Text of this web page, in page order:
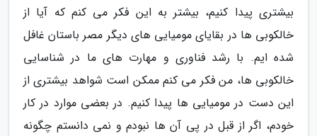
بیشتری پیدا کنیم، بیشتر به این فکر می کنم که آیا از
خالکوبی ها در بقایای مومیایی های دیگر مصر باستان غافل
شده ایم. با رشد فناوری و مهارت های ما در شناسایی
خالکوبی ها، من فکر می کنم ممکن است شواهد بیشتری از
این دست در مومیایی ها پیدا کنیم. در بعضی موارد در کار
خودم، اگر از قبل در پی آن ها نبودم و نمی دانستم چگونه